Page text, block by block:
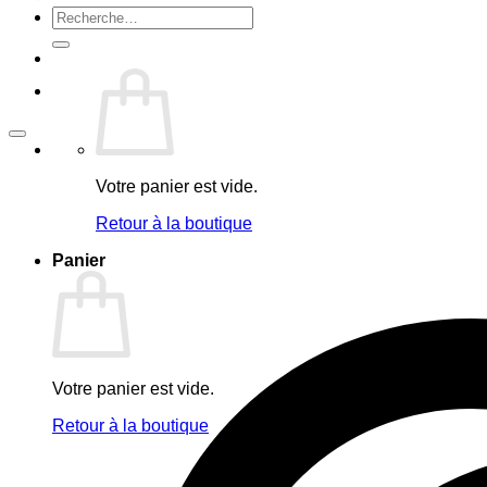
Recherche
pour :
Votre panier est vide.
Retour à la boutique
Panier
Votre panier est vide.
Retour à la boutique